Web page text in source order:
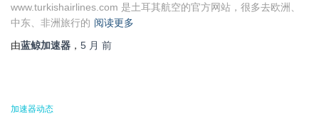
www.turkishairlines.com 是土耳其航空的官方网站，很多去欧洲、
中东、非洲旅行的 阅读更多
由蓝鲸加速器 ， 5 月 前
加速器动态